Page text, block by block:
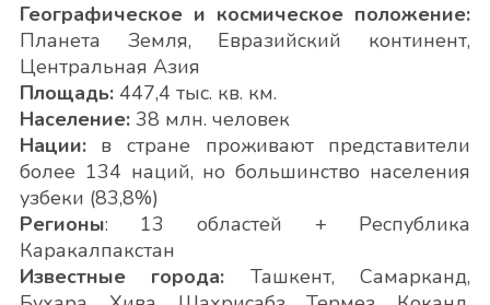
Географическое и космическое положение:
Планета Земля, Евразийский континент,
Центральная Азия
Площадь:447,4 тыс. кв. км.
Население:38 млн. человек
Нации:в стране проживают представители
более 134 наций, но большинство населения
узбеки (83,8%)
Регионы: 13 областей + Республика
Каракалпакстан
Известные города: Ташкент, Самарканд,